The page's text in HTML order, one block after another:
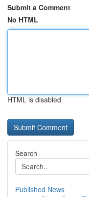
Submit a Comment
No HTML
HTML is disabled
Search
Published News